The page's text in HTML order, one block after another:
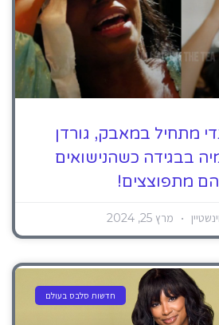
מתחיל במאבק, גורדן
בבגידה כשהנישואים
מתפוצצים!
מרץ 25, 2024
חדשות סלבס בעולם